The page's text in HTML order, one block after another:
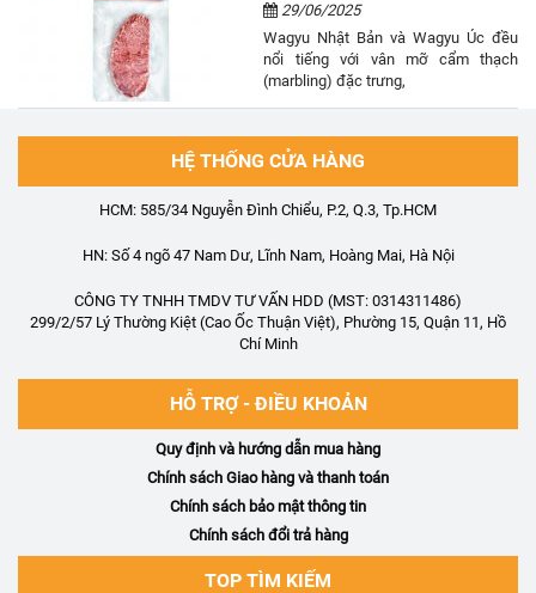
29/06/2025
Wagyu Nhật Bản và Wagyu Úc đều
nổi tiếng với vân mỡ cẩm thạch
(marbling) đặc trưng,
HỆ THỐNG CỬA HÀNG
HCM: 585/34 Nguyễn Đình Chiểu, P.2, Q.3, Tp.HCM
HN: Số 4 ngõ 47 Nam Dư, Lĩnh Nam, Hoàng Mai, Hà Nội
CÔNG TY TNHH TMDV TƯ VẤN HDD (MST: 0314311486)
299/2/57 Lý Thường Kiệt (Cao Ốc Thuận Việt), Phường 15, Quận 11, Hồ
Chí Minh
HỖ TRỢ - ĐIỀU KHOẢN
Quy định và hướng dẫn mua hàng
Chính sách Giao hàng và thanh toán
Chính sách bảo mật thông tin
Chính sách đổi trả hàng
TOP TÌM KIẾM